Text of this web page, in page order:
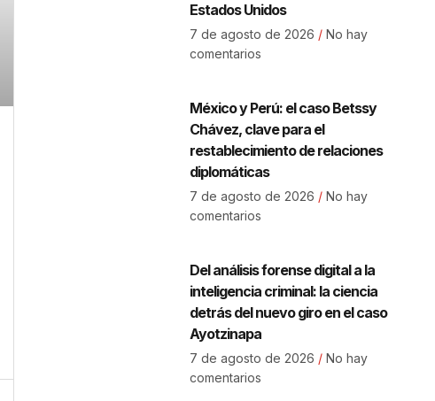
Estados Unidos
7 de agosto de 2026 No hay
comentarios
México y Perú: el caso Betssy
Chávez, clave para el
restablecimiento de relaciones
diplomáticas
7 de agosto de 2026 No hay
comentarios
Del análisis forense digital a la
inteligencia criminal: la ciencia
detrás del nuevo giro en el caso
Ayotzinapa
7 de agosto de 2026 No hay
comentarios